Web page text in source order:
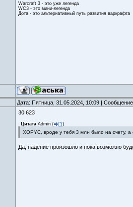
Warcraft 3 - это уже легенда
WC3 - это мини-легенда
Дота - это альтернативный путь развития варкрафта
Дата: Пятница, 31.05.2024, 10:09 |
30 623
Цитата Admin ( )
XOPYC, вроде у тебя 3 млн было на счету,
Да, падение произошло и пока возможно